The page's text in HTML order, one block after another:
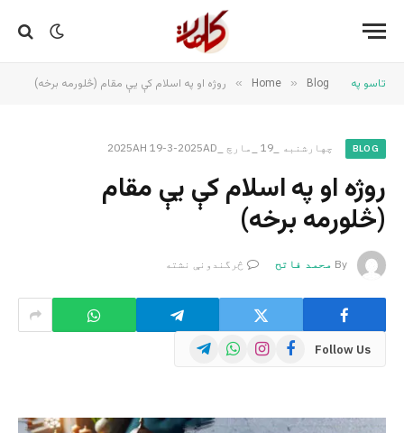
تاسو په Home » Blog
» روژه او په اسلام کې یې مقام (څلورمه برخه)
BLOG چهارشنبه _19 _مارچ _2025AH 19-3-2025AD
روژه او په اسلام کې یې مقام
(څلورمه برخه)
By محمد فاتح څرگندونې نشته
Follow Us
Facebook
Instagram
WhatsApp
Telegram